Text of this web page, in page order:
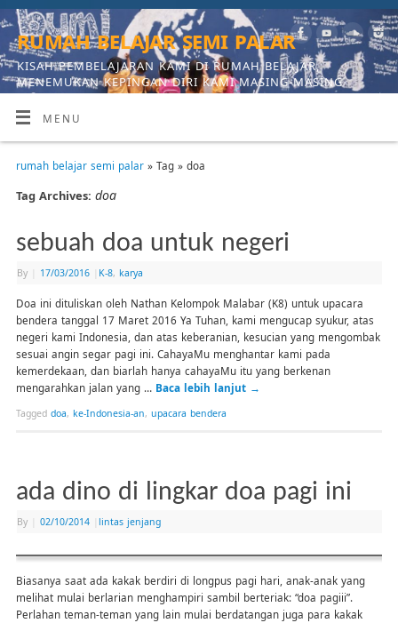
rumah belajar semi palar
KISAH PEMBELAJARAN KAMI DI RUMAH BELAJAR,
MENEMUKAN KEPINGAN DIRI KAMI MASING-MASING
MENU
rumah belajar semi palar» Tag » doa
Tag Archives: doa
sebuah doa untuk negeri
By 17/03/2016 K-8, karya
Doa ini dituliskan oleh Nathan Kelompok Malabar (K8) untuk upacara
bendera tanggal 17 Maret 2016 Ya Tuhan, kami mengucap syukur, atas
negeri kami Indonesia, dan atas keberanian, kesucian yang mengombak
sesuai angin segar pagi ini. CahayaMu menghantar kami pada
kemerdekaan, dan biarlah hanya cahayaMu itu yang berkenan
mengarahkan jalan yang … Baca lebih lanjut →
Tagged doa, ke-Indonesia-an, upacara bendera
ada dino di lingkar doa pagi ini
By 02/10/2014 lintas jenjang
Biasanya saat ada kakak berdiri di longpus pagi hari, anak-anak yang
melihat mulai berlarian menghampiri sambil berteriak: “doa pagiii”.
Perlahan teman-teman yang lain mulai berdatangan juga para kakak